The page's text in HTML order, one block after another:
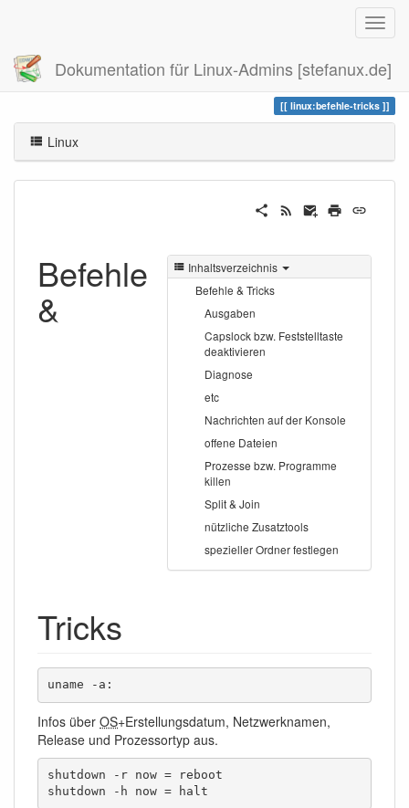
Dokumentation für Linux-Admins [stefanux.de]
Zuletzt angesehen befehle-tricks
linux:befehle-tricks
Linux
Inhaltsverzeichnis
Befehle & Tricks
Ausgaben
Capslock bzw. Feststelltaste
deaktivieren
Diagnose
etc
Nachrichten auf der Konsole
offene Dateien
Prozesse bzw. Programme
killen
Split & Join
nützliche Zusatztools
spezieller Ordner festlegen
Befehle
&
Tricks
uname -a:
Infos über OS+Erstellungsdatum, Netzwerknamen,
Release und Prozessortyp aus.
shutdown -r now = reboot
shutdown -h now = halt